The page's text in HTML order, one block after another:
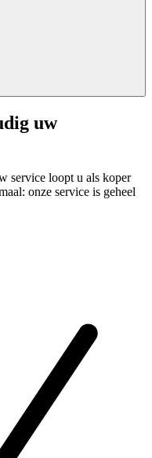
uw
service loopt u als koper
onze service is geheel